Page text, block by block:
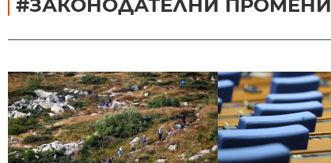
#ЗАКОНОДАТЕЛНИ ПРОМЕНИ